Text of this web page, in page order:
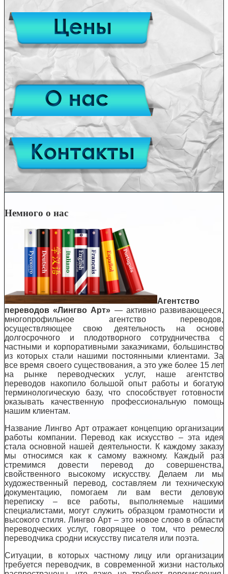
Немного о нас
Агентство
переводов «Лингво Арт» — активно развивающееся,
многопрофильное агентство переводов,
осуществляющее свою деятельность на основе
долгосрочного и плодотворного сотрудничества с
частными и корпоративными заказчиками, большинство
из которых стали нашими постоянными клиентами. За
все время своего существования, а это уже более 15 лет
на рынке переводческих услуг, наше агентство
переводов накопило большой опыт работы и богатую
терминологическую базу, что способствует готовности
оказывать качественную профессиональную помощь
нашим клиентам.
Название Лингво Арт отражает концепцию организации
работы компании. Перевод как искусство – эта идея
стала основной нашей деятельности. К каждому заказу
мы относимся как к самому важному. Каждый раз
стремимся довести перевод до совершенства,
свойственного высокому искусству. Делаем ли мы
художественный перевод, составляем ли техническую
документацию, помогаем ли вам вести деловую
переписку – все работы, выполняемые нашими
специалистами, могут служить образцом грамотности и
высокого стиля. Лингво Арт – это новое слово в области
переводческих услуг, говорящее о том, что ремесло
переводчика сродни искусству писателя или поэта.
Ситуации, в которых частному лицу или организации
требуется переводчик, в современной жизни настолько